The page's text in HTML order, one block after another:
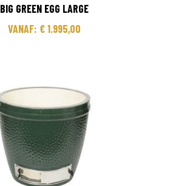
BIG GREEN EGG LARGE
VANAF: €1.995,00